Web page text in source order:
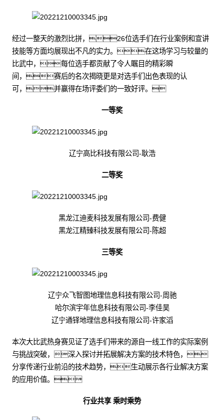
经过一整天的激烈比拼，26位选手们在行业案例和宣讲
技能等方面均展现出不凡的实力。在这场学习与较量的
比武中，每位选手都贡献了令人瞩目的精彩瞬
间，赛后的名次揭晓更是对选手们出色表现的认
可，并赢得在场评委们的一致好评。
一等奖
辽宁高比科技有限公司-耿浩
二等奖
黑龙江迪麦科技发展有限公司-费健
黑龙江精臻科技发展有限公司-陈超
三等奖
辽宁众飞智图地理信息科技有限公司-周驰
哈尔滨宇年信息科技有限公司-李佳昊
辽宁通铎地理信息科技有限公司-许家滔
本次大比武热身赛见证了选手们带来的源自一线工作的实际案例
与挑战突破，深入探讨并拓展解决方案的技术特色，
分享传递行业前沿的技术趋势，生动展示各行业解决方案
的应用价值。
行业共享 乘时乘势